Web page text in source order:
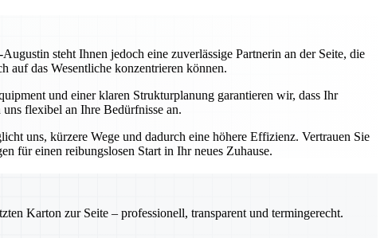
steht Ihnen jedoch eine zuverlässige Partnerin an der Seite, die
auf das Wesentliche konzentrieren können.
und einer klaren Strukturplanung garantieren wir, dass Ihr
flexibel an Ihre Bedürfnisse an.
uns, kürzere Wege und dadurch eine höhere Effizienz. Vertrauen Sie
für einen reibungslosen Start in Ihr neues Zuhause.
Karton zur Seite – professionell, transparent und termingerecht.